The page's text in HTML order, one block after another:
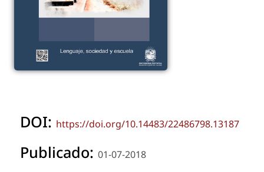
DOI: https://doi.org/10.14483/22486798.13187
Publicado: 01-07-2018